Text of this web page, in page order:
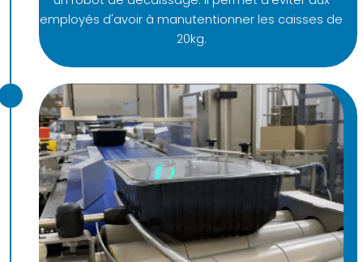
employés d'avoir à manutentionner les caisses de
20kg.